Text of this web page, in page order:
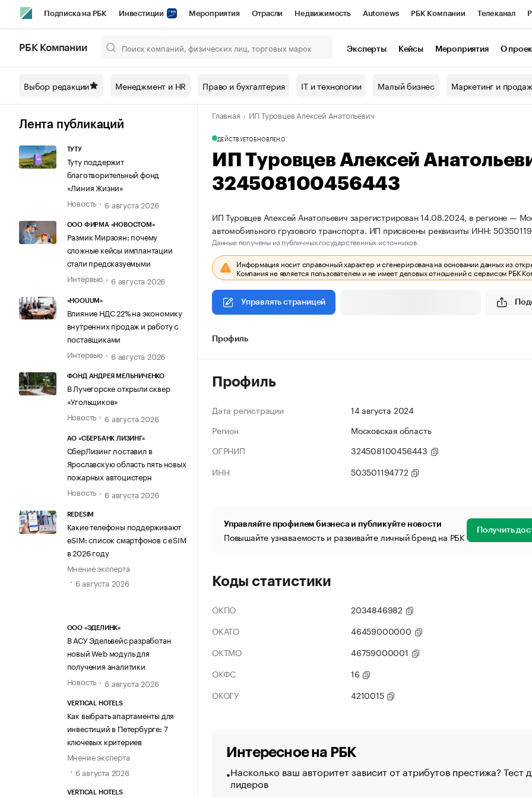
Подписка на РБК Инвестиции Мероприятия Отрасли Недвижимость Autonews РБК Компании Телеканал
Спецпроекты СПб Конференции СПб Спецпроекты Проверка контрагентов
Технологии и медиа Рынок наличной валюты
РБК Компании Эксперты Кейсы Мероприятия О
Выбор редакции Менеджмент и HR Право и бухгалтерия IT и технологии Малый бизнес Маркетинг и
Лента публикаций
ТУТУ
Туту поддержит
благотворительный фонд
«Линия Жизни»
Новость
6 августа 2026
ООО ФИРМА «НОВОСТОМ»
Размик Мирзоян: почему
сложные кейсы имплантации
стали предсказуемыми
Интервью
6 августа 2026
«HOOUUM»
Влияние НДС 22% на экономику
внутренних продаж и работу с
поставщиками
Интервью
6 августа 2026
ФОНД АНДРЕЯ МЕЛЬНИЧЕНКО
В Лучегорске открыли сквер
«Угольщиков»
Новость
6 августа 2026
АО «СБЕРБАНК ЛИЗИНГ»
СберЛизинг поставил в
Ярославскую область пять новых
пожарных автоцистерн
Новость
6 августа 2026
REDESIM
Какие телефоны поддерживают
eSIM: список смартфонов с eSIM
в 2026 году
Мнение эксперта
6 августа 2026
ООО «ЭДЕЛИНК»
В АСУ Эдельвейс разработан
новый Web модуль для
получения аналитики
Новость
6 августа 2026
VERTICAL HOTELS
Как выбрать апартаменты для
инвестиций в Петербурге: 7
ключевых критериев
Мнение эксперта
6 августа 2026
VERTICAL HOTELS
Главная ИП Туровцев Алексей Анатольевич
ДЕЙСТВУЕТОБНОВЛЕНО
ИП Туровцев Алексей
324508100456443
ИП Туровцев Алексей Анатольевич зарегистрирован 14.08.2024, в регионе —
автомобильного грузового транспорта. ИП присвоены реквизиты ИНН:
Данные получены из публичных государственных источников.
Информация носит справочный характер и сгенерирована на основании данных из
Компания не является пользователем и не имеет деловых отношений с сервисом РБК
Управлять страницей
Профиль
Профиль
Дата регистрации
14 августа 2024
Регион
Московская область
ОГРНИП
324508100456443
ИНН
503501194772
Управляйте профилем бизнеса и публикуйте новости
Повышайте узнаваемость и развивайте личный бренд на РБК Получить
Коды статистики
ОКПО
2034846982
ОКАТО
46459000000
ОКТМО
46759000001
ОКФС
16
ОКОГУ
4210015
Интересное на РБК
Насколько ваш авторитет зависит от атрибутов престижа? Тест
лидеров